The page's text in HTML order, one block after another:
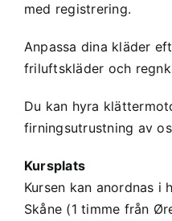
med registrering.
Anpassa dina kläder
friluftskläder och
Du kan hyra
firningsutrustning av
Kursplats
Kursen kan anordnas i
Skåne (1 timme från